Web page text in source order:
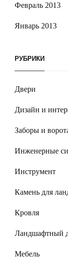
Февраль 2013
Январь 2013
РУБРИКИ
Двери
Дизайн и
Заборы и
Инженерные
Инструмент
Камень для
Кровля
Ландшафтный
Мебель